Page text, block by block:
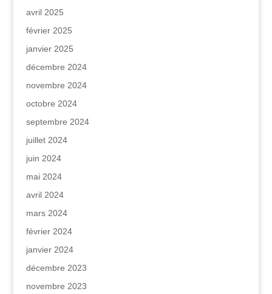
avril 2025
février 2025
janvier 2025
décembre 2024
novembre 2024
octobre 2024
septembre 2024
juillet 2024
juin 2024
mai 2024
avril 2024
mars 2024
février 2024
janvier 2024
décembre 2023
novembre 2023